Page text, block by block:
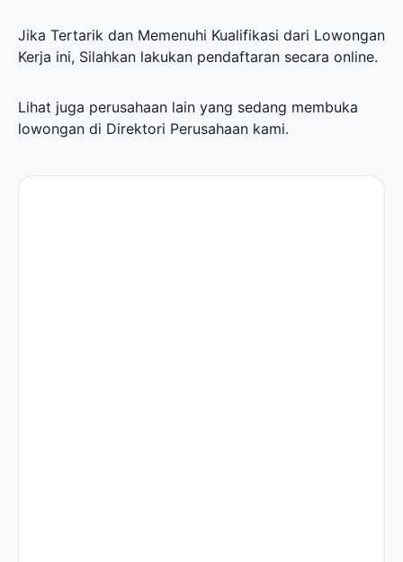
Jika Tertarik dan Memenuhi Kualifikasi dari Lowongan
Kerja ini, Silahkan lakukan pendaftaran secara online.
Lihat juga perusahaan lain yang sedang membuka
lowongan di Direktori Perusahaan kami.